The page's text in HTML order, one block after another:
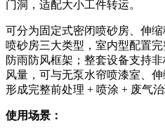
门洞，适配大小工件转运。
可分为固定式密闭喷砂房、伸
喷砂房三大类型，室内型配置
防雨防风框架；整套设备支持
风量，可与无泵水帘喷漆室、
形成完整前处理 + 喷涂 + 废气
使用场景：